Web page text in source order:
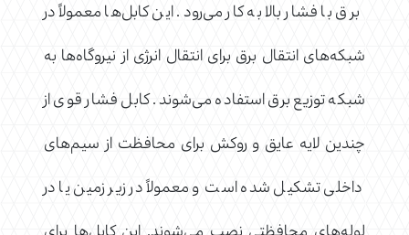
برق با فشار بالا به کار می‌رود. این کابل‌ها معمولاً در
شبکه‌های انتقال برق برای انتقال انرژی از نیروگاه‌ها به
شبکه توزیع برق استفاده می‌شوند. کابل فشار قوی از
چندین لایه عایق و روکش برای محافظت از سیم‌های
داخلی تشکیل شده است و معمولاً در زیر زمین یا در